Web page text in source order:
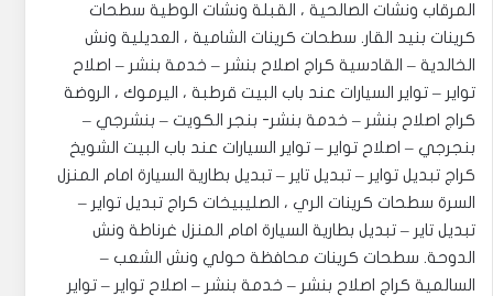
المرقاب ونشات الصالحية ، القبلة ونشات الوطية سطحات
كرينات بنيد القار. ‎سطحات كرينات الشامية ، العديلية ونش
الخالدية – القادسية كراج اصلاح بنشر – خدمة بنشر – اصلاح
تواير – تواير السيارات عند باب البيت قرطبة ، اليرموك ، الروضة
كراج اصلاح بنشر – خدمة بنشر- بنجر الكويت – بنشرجي –
بنجرجي – اصلاح تواير – تواير السيارات عند باب البيت الشويخ
كراج تبديل تواير – تبديل تاير – تبديل بطارية السيارة امام المنزل
السرة سطحات كرينات الري ، الصليبيخات كراج تبديل تواير –
تبديل تاير – تبديل بطارية السيارة امام المنزل غرناطة ونش
الدوحة. ‎سطحات كرينات محافظة حولي ونش الشعب –
السالمية كراج اصلاح بنشر – خدمة بنشر – اصلاح تواير – تواير